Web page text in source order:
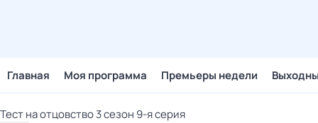
Главная Моя программа Премьеры недели
Тест на отцовство 3 сезон 9-я серия